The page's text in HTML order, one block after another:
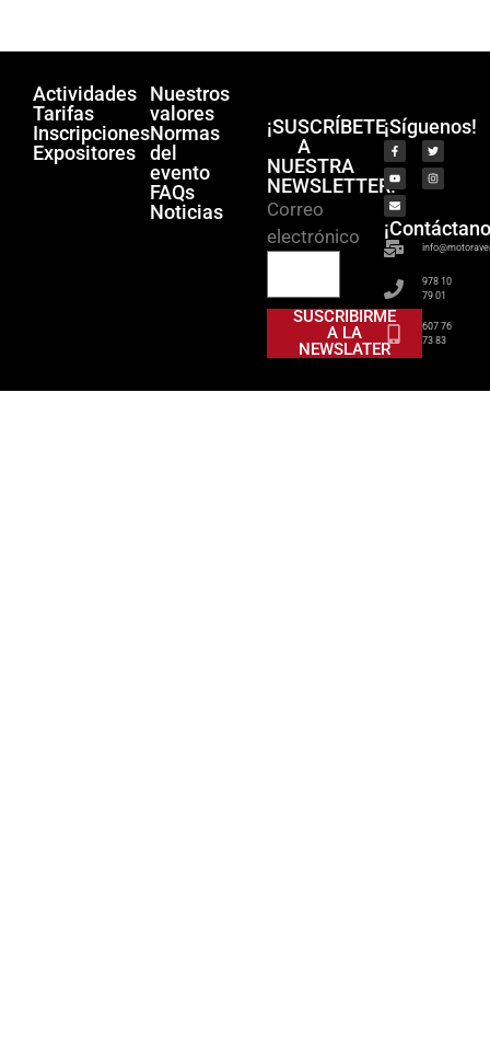
Actividades
Tarifas
Inscripciones
Expositores
Nuestros
valores
Normas
del
evento
FAQs
Noticias
¡SUSCRÍBETE
A
NUESTRA
NEWSLETTER!
Correo
electrónico
SUSCRIBIRME
A LA
NEWSLATER
¡Síguenos!
978 10
79 01
607 76
73 83